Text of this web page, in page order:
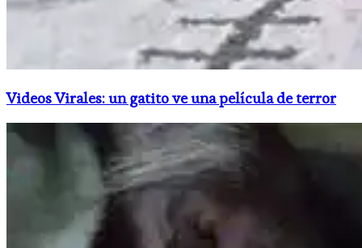
Videos Virales: un gatito ve una película de terror